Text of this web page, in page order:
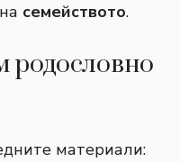
семейството.
родословно
материали: